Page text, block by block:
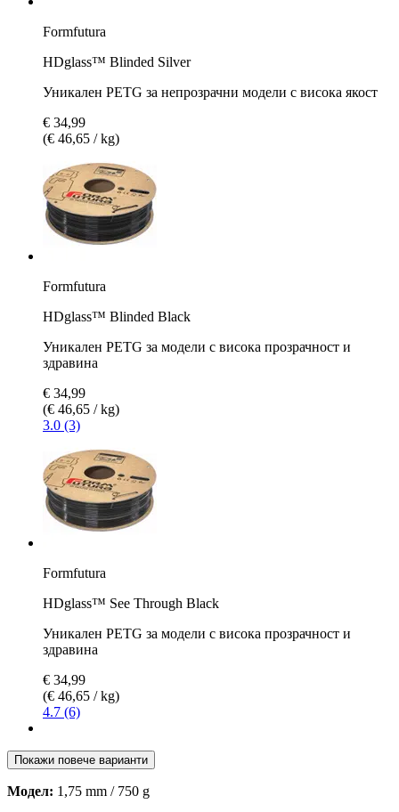
Formfutura
HDglass™ Blinded Silver
Уникален PETG за непрозрачни модели с висока якост
€ 34,99
(€ 46,65 / kg)
Formfutura
HDglass™ Blinded Black
Уникален PETG за модели с висока прозрачност и
здравина
€ 34,99
(€ 46,65 / kg)
3.0 (3)
Formfutura
HDglass™ See Through Black
Уникален PETG за модели с висока прозрачност и
здравина
€ 34,99
(€ 46,65 / kg)
4.7 (6)
Покажи повече варианти
Модел: 1,75 mm / 750 g